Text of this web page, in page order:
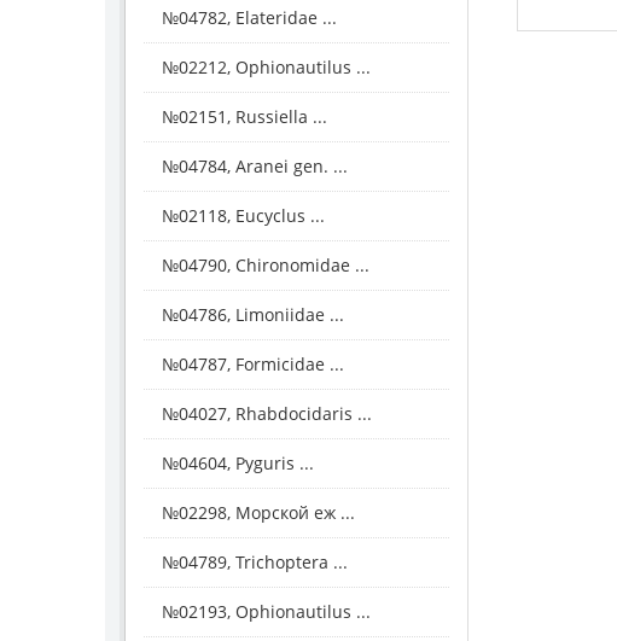
№04782, Elateridae ...
№02212, Ophionautilus ...
№02151, Russiella ...
№04784, Aranei gen. ...
№02118, Eucyclus ...
№04790, Chironomidae ...
№04786, Limoniidae ...
№04787, Formicidae ...
№04027, Rhabdocidaris ...
№04604, Pyguris ...
№02298, Морской еж ...
№04789, Trichoptera ...
№02193, Ophionautilus ...